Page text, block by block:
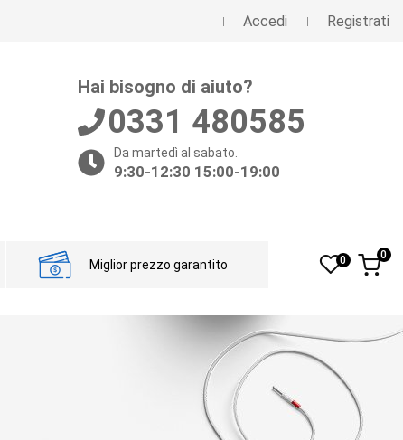
Accedi Registrati
Hai bisogno di aiuto?
0331 480585
Da martedì al sabato.
9:30-12:30 15:00-19:00
Miglior prezzo garantito 0 0